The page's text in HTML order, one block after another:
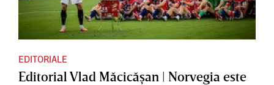
EDITORIALE
Editorial Vlad Măcicăşan | Norvegia este